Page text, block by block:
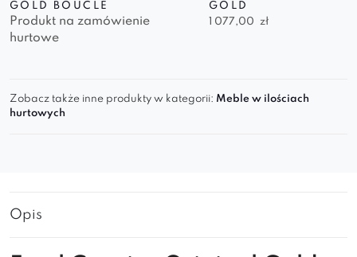
GOLD BOUCLÉ
Produkt na zamówienie
hurtowe
GOLD
1 077,00
zł
Zobacz także inne produkty w kategorii: Meble w ilościach
hurtowych
Opis